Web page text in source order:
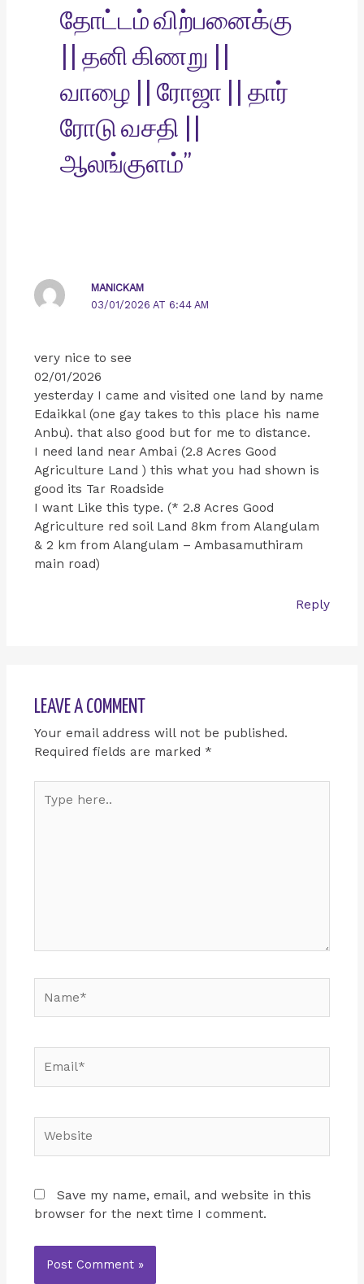
தோட்டம் விற்பனைக்கு
|| தனி கிணறு ||
வாழை || ரோஜா || தார்
ரோடு வசதி ||
ஆலங்குளம்”
MANICKAM
03/01/2026 AT 6:44 AM
very nice to see
02/01/2026
yesterday I came and visited one land by name
Edaikkal (one gay takes to this place his name
Anbu). that also good but for me to distance.
I need land near Ambai (2.8 Acres Good
Agriculture Land ) this what you had shown is
good its Tar Roadside
I want Like this type. (* 2.8 Acres Good
Agriculture red soil Land 8km from Alangulam
& 2 km from Alangulam – Ambasamuthiram
main road)
Reply
LEAVE A COMMENT
Your email address will not be published.
Required fields are marked *
here..
Save my name, email, and website in this
browser for the next time I comment.